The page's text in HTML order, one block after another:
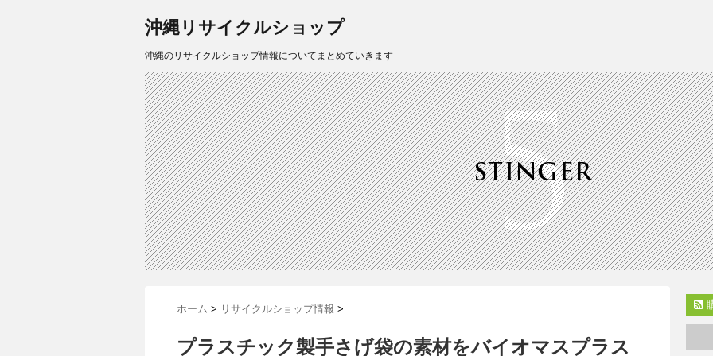
沖縄リサイクルショップ
沖縄のリサイクルショップ情報についてまとめていきます
ホーム > リサイクルショップ情報 >
プラスチック製手さげ袋の素材をバイオマスプラス